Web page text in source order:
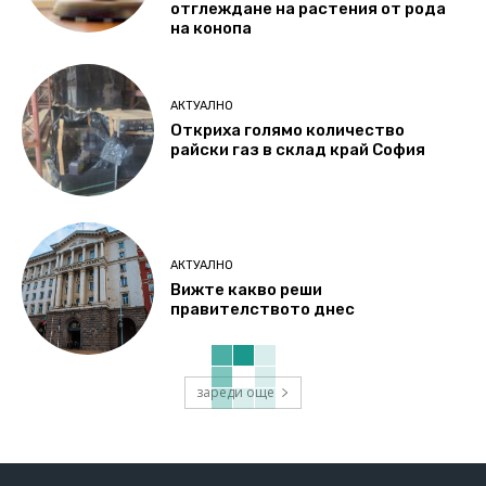
отглеждане на растения от рода
на конопа
АКТУАЛНО
Откриха голямо количество
райски газ в склад край София
АКТУАЛНО
Вижте какво реши
правителството днес
зареди още